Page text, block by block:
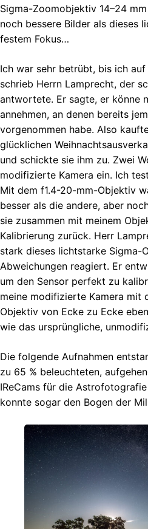
Sigma-Zoomobjektiv 14–24
noch bessere Bilder als dieses
festem Fokus…
Ich war sehr betrübt, bis ich auf
schrieb Herrn Lamprecht, der
antwortete. Er sagte, er könne
annehmen, an denen bereits
vorgenommen habe. Also
glücklichen
und schickte sie ihm zu. Zwei
modifizierte Kamera ein. Ich
Mit dem f1.4-20-mm-Objektiv
besser als die andere, aber
sie zusammen mit meinem
Kalibrierung zurück. Herr
stark dieses lichtstarke Sigma-
Abweichungen reagiert. Er
um den Sensor perfekt zu
meine modifizierte Kamera mit
Objektiv von Ecke zu Ecke
wie das ursprüngliche,
Die folgende Aufnahmen
zu 65 % beleuchteten,
IReCams für die
konnte sogar den Bogen der